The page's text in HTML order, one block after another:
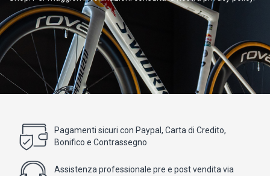
Pagamenti sicuri con Paypal, Carta di Credito,
Bonifico e Contrassegno
Assistenza professionale pre e post vendita via